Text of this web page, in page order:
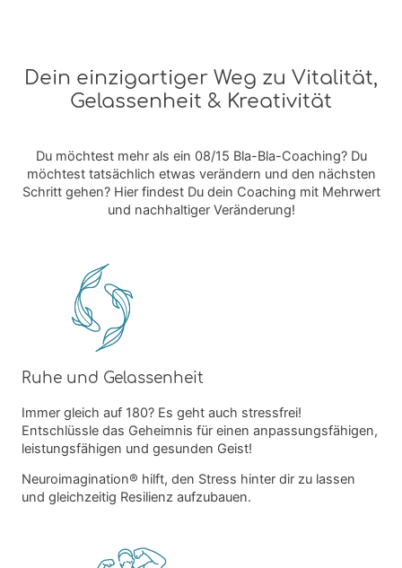
Dein einzigartiger Weg zu Vitalität,
Gelassenheit & Kreativität
Du möchtest mehr als ein 08/15 Bla-Bla-Coaching? Du
möchtest tatsächlich etwas verändern und den nächsten
Schritt gehen? Hier findest Du dein Coaching mit Mehrwert
und nachhaltiger Veränderung!
Ruhe und Gelassenheit
Immer gleich auf 180? Es geht auch stressfrei!
Entschlüssle das Geheimnis für einen anpassungsfähigen,
leistungsfähigen und gesunden Geist!
Neuroimagination® hilft, den Stress hinter dir zu lassen
und gleichzeitig Resilienz aufzubauen.